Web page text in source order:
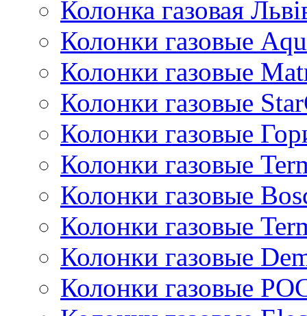
Колонка газовая
Колонки газовые
Колонки газовые
Колонки газовые
Колонки газовые
Колонки газовые
Колонки газовые
Колонки газовые
Колонки газовые
Колонки газовые